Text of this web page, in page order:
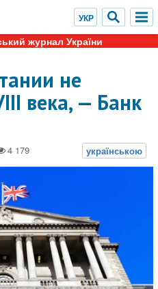
журнал України
не
века, — Банк